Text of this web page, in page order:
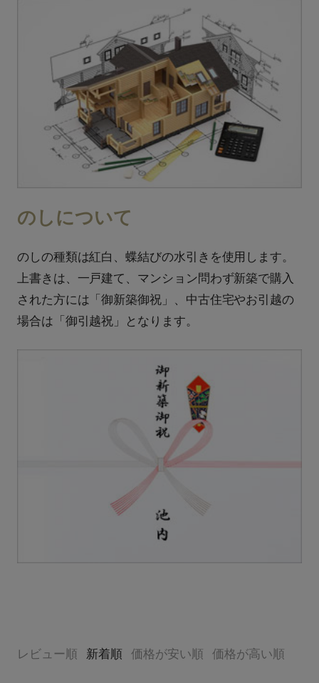
のしについて
のしの種類は紅白、蝶結びの水引きを使用します。
上書きは、一戸建て、マンション問わず新築で購入
された方には「御新築御祝」、中古住宅やお引越の
場合は「御引越祝」となります。
レビュー順 新着順 価格が安い順 価格が高い順